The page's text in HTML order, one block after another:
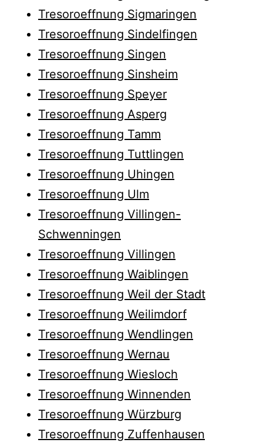
Tresoroeffnung Sigmaringen
Tresoroeffnung Sindelfingen
Tresoroeffnung Singen
Tresoroeffnung Sinsheim
Tresoroeffnung Speyer
Tresoroeffnung Asperg
Tresoroeffnung Tamm
Tresoroeffnung Tuttlingen
Tresoroeffnung Uhingen
Tresoroeffnung Ulm
Tresoroeffnung Villingen-
Schwenningen
Tresoroeffnung Villingen
Tresoroeffnung Waiblingen
Tresoroeffnung Weil der Stadt
Tresoroeffnung Weilimdorf
Tresoroeffnung Wendlingen
Tresoroeffnung Wernau
Tresoroeffnung Wiesloch
Tresoroeffnung Winnenden
Tresoroeffnung Würzburg
Tresoroeffnung Zuffenhausen